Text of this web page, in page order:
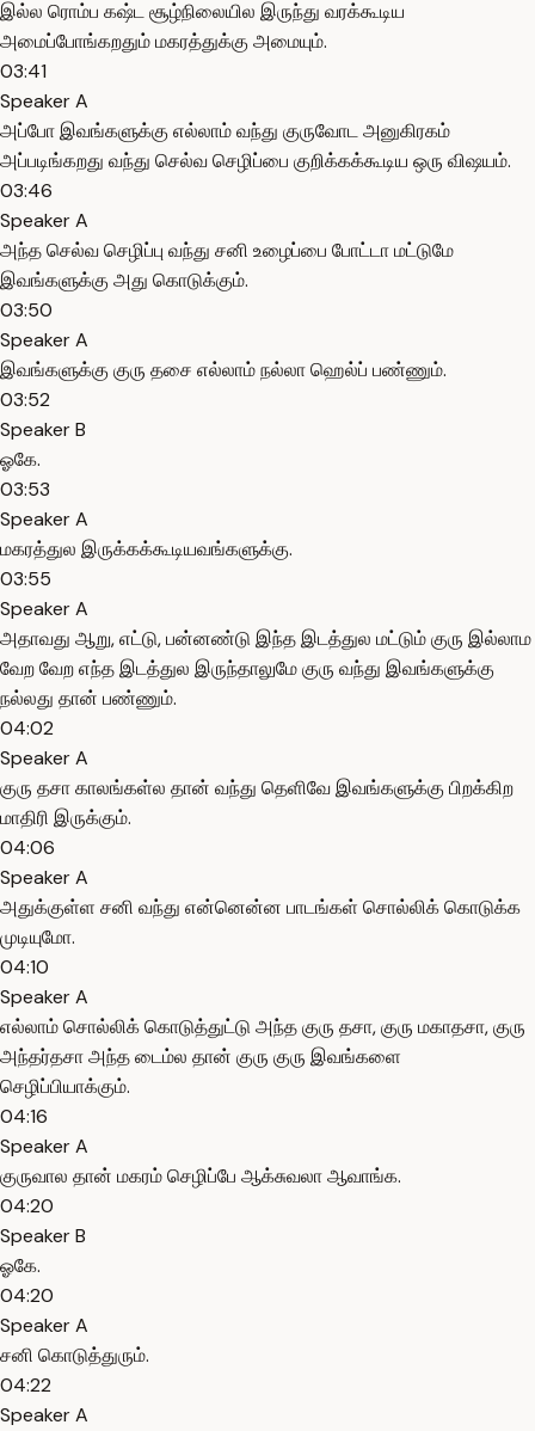
இல்ல ரொம்ப கஷ்ட சூழ்நிலையில இருந்து வரக்கூடிய
அமைப்போங்கறதும் மகரத்துக்கு அமையும்.
03:41
Speaker A
அப்போ இவங்களுக்கு எல்லாம் வந்து குருவோட அனுகிரகம்
அப்படிங்கறது வந்து செல்வ செழிப்பை குறிக்கக்கூடிய ஒரு விஷயம்.
03:46
Speaker A
அந்த செல்வ செழிப்பு வந்து சனி உழைப்பை போட்டா மட்டுமே
இவங்களுக்கு அது கொடுக்கும்.
03:50
Speaker A
இவங்களுக்கு குரு தசை எல்லாம் நல்லா ஹெல்ப் பண்ணும்.
03:52
Speaker B
ஓகே.
03:53
Speaker A
மகரத்துல இருக்கக்கூடியவங்களுக்கு.
03:55
Speaker A
அதாவது ஆறு, எட்டு, பன்னண்டு இந்த இடத்துல மட்டும் குரு இல்லாம
வேற வேற எந்த இடத்துல இருந்தாலுமே குரு வந்து இவங்களுக்கு
நல்லது தான் பண்ணும்.
04:02
Speaker A
குரு தசா காலங்கள்ல தான் வந்து தெளிவே இவங்களுக்கு பிறக்கிற
மாதிரி இருக்கும்.
04:06
Speaker A
அதுக்குள்ள சனி வந்து என்னென்ன பாடங்கள் சொல்லிக் கொடுக்க
முடியுமோ.
04:10
Speaker A
எல்லாம் சொல்லிக் கொடுத்துட்டு அந்த குரு தசா, குரு மகாதசா, குரு
அந்தர்தசா அந்த டைம்ல தான் குரு குரு இவங்களை
செழிப்பியாக்கும்.
04:16
Speaker A
குருவால தான் மகரம் செழிப்பே ஆக்சுவலா ஆவாங்க.
04:20
Speaker B
ஓகே.
04:20
Speaker A
சனி கொடுத்துரும்.
04:22
Speaker A